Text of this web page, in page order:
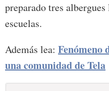
preparado tres
escuelas.
Además lea: Fenómeno
una comunidad de Tela